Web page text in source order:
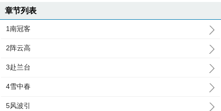
章节列表
1南冠客
2阵云高
3赴兰台
4雪中春
5风波引